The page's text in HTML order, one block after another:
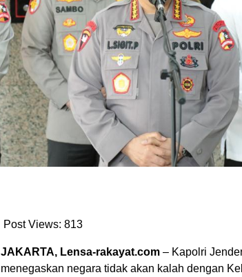
Post Views: 813
JAKARTA, Lensa-rakayat.com – Kapolri
menegaskan negara tidak akan kalah dengan